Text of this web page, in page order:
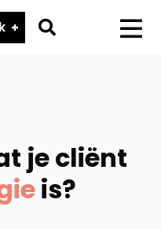
Go
je cliënt
is?